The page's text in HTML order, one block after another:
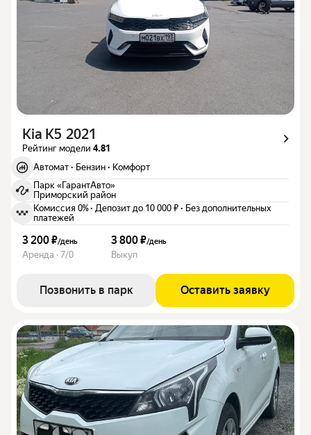
Kia K5 2021
Рейтинг модели 4.81
Автомат · Бензин · Комфорт
Парк «ГарантАвто»
Приморский район
Комиссия 0%· Депозит до 10 000 ₽ · Без дополнительных
платежей
3 200 ₽/день
Аренда · 7/0
3 800 ₽/день
Выкуп
Позвонить в парк Оставить заявку